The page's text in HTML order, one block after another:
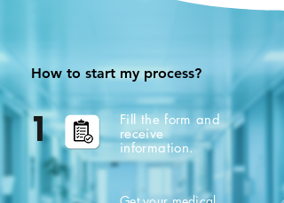
How to start my process?
1
Fill the form and
receive
information.